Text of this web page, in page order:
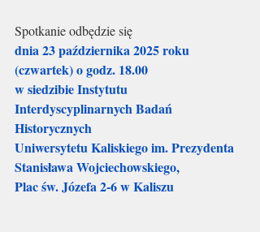
Spotkanie odbędzie się
dnia 23 października 2025 roku
(czwartek) o godz. 18.00
w siedzibie Instytutu
Interdyscyplinarnych Badań
Historycznych
Uniwersytetu Kaliskiego im. Prezydenta
Stanisława Wojciechowskiego,
Plac św. Józefa 2-6 w Kaliszu